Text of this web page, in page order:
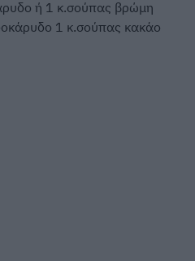
ή 1 κ.σούπας βρώμη
1 κ.σούπας κακάο